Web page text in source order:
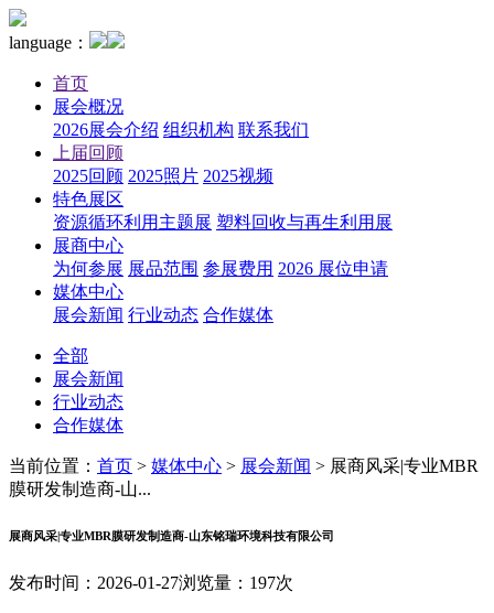
language：
首页
展会概况
2026展会介绍 组织机构 联系我们
上届回顾
2025回顾 2025照片 2025视频
特色展区
资源循环利用主题展 塑料回收与再生利用展
展商中心
为何参展 展品范围 参展费用 2026 展位申请
媒体中心
展会新闻 行业动态 合作媒体
全部
展会新闻
行业动态
合作媒体
当前位置： 首页 > 媒体中心 > 展会新闻 > 展商风采|专业MBR
膜研发制造商-山...
展商风采|专业MBR膜研发制造商-山东铭瑞环境科技有限公司
发布时间：2026-01-27浏览量：197次